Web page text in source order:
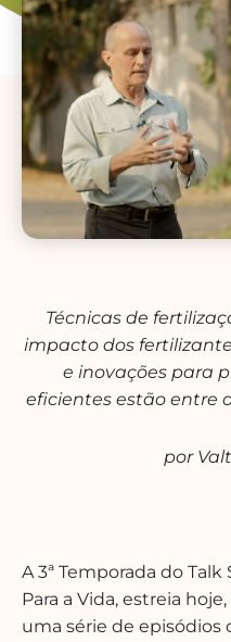
Técnicas de
impacto dos
e inovações para
eficientes estão entre
por
A 3ª Temporada do
Para a Vida, estreia
uma série de